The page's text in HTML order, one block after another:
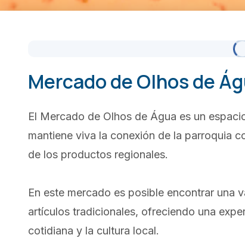
Mercado de Olhos de
El Mercado de Olhos de Água es un
mantiene viva la conexión de la parroquia
de los productos regionales.
En este mercado es posible encontrar una
artículos tradicionales, ofreciendo una
cotidiana y la cultura local.